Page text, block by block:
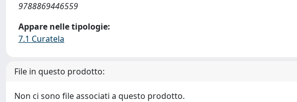
9788869446559
Appare nelle tipologie:
7.1 Curatela
File in questo prodotto:
Non ci sono file associati a questo prodotto.